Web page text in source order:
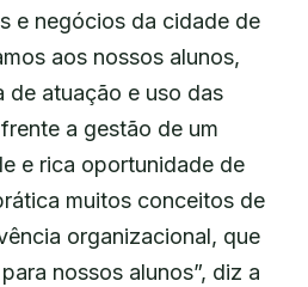
e negócios da cidade de
aos nossos alunos,
de atuação e uso das
a gestão de um
e rica oportunidade de
muitos conceitos de
organizacional, que
nossos alunos”, diz a